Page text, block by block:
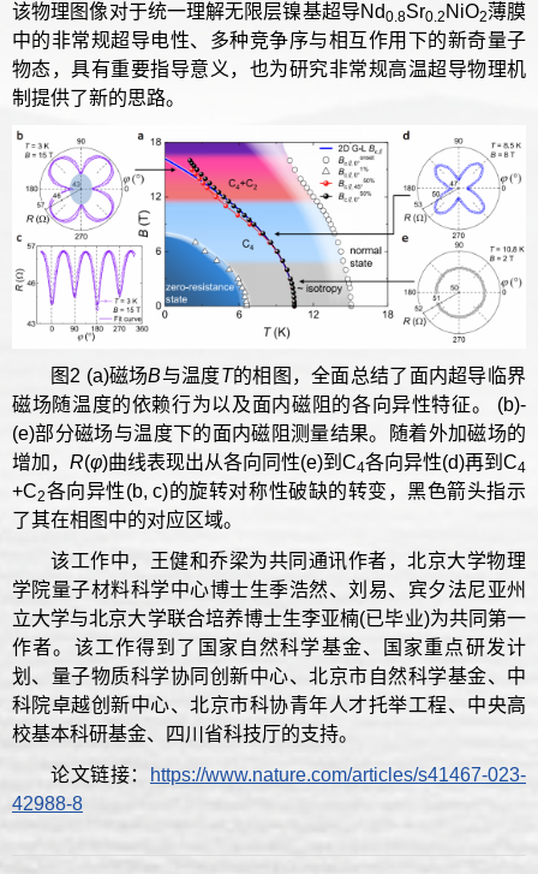
该物理图像对于统一理解无限层镍基超导Nd0.8Sr0.2 NiO2薄膜
中的非常规超导电性、多种竞争序与相互作用下的新奇量子
物态，具有重要指导意义，也为研究非常规高温超导物理机
制提供了新的思路。
图2 (a)磁场B与温度T的相图，全面总结了面内超导临界
磁场随温度的依赖行为以及面内磁阻的各向异性特征。 (b)-
(e)部分磁场与温度下的面内磁阻测量结果。随着外加磁场的
增加， R(φ)曲线表现出从各向同性(e)到C4各向异性(d)再到C4
+C2各向异性(b, c)的旋转对称性破缺的转变，黑色箭头指示
了其在相图中的对应区域。
该工作中，王健和乔梁为共同通讯作者，北京大学物理
学院量子材料科学中心博士生季浩然、刘易、宾夕法尼亚州
立大学与北京大学联合培养博士生李亚楠(已毕业)为共同第一
作者。该工作得到了国家自然科学基金、国家重点研发计
划、量子物质科学协同创新中心、北京市自然科学基金、中
科院卓越创新中心、北京市科协青年人才托举工程、中央高
校基本科研基金、四川省科技厅的支持。
论文链接：
https://www.nature.com/articles/s41467-023-
42988-8